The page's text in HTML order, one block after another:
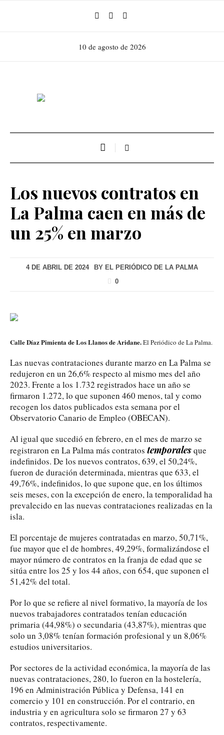
10 de agosto de 2026
Los nuevos contratos en
La Palma caen en más de
un 25% en marzo
4 DE ABRIL DE 2024 BY EL PERIÓDICO DE LA PALMA
0
Calle Díaz Pimienta de Los Llanos de Aridane.El Periódico de La Palma.
Las nuevas contrataciones durante marzo en La Palma se
redujeron en un 26,6% respecto al mismo mes del año
2023. Frente a los 1.732 registrados hace un año se
firmaron 1.272, lo que suponen 460 menos, tal y como
recogen los datos publicados esta semana por el
Observatorio Canario de Empleo (OBECAN).
Al igual que sucedió en febrero, en el mes de marzo se
registraron en La Palma más contratos temporalesque
indefinidos. De los nuevos contratos, 639, el 50,24%,
fueron de duración determinada, mientras que 633, el
49,76%, indefinidos, lo que supone que, en los últimos
seis meses, con la excepción de enero, la temporalidad ha
prevalecido en las nuevas contrataciones realizadas en la
isla.
El porcentaje de mujeres contratadas en marzo, 50,71%,
fue mayor que el de hombres, 49,29%, formalizándose el
mayor número de contratos en la franja de edad que se
sitúa entre los 25 y los 44 años, con 654, que suponen el
51,42% del total.
Por lo que se refiere al nivel formativo, la mayoría de los
nuevos trabajadores contratados tenían educación
primaria (44,98%) o secundaria (43,87%), mientras que
solo un 3,08% tenían formación profesional y un 8,06%
estudios universitarios.
Por sectores de la actividad económica, la mayoría de las
nuevas contrataciones, 280, lo fueron en la hostelería,
196 en Administración Pública y Defensa, 141 en
comercio y 101 en construcción. Por el contrario, en
industria y en agricultura solo se firmaron 27 y 63
contratos, respectivamente.